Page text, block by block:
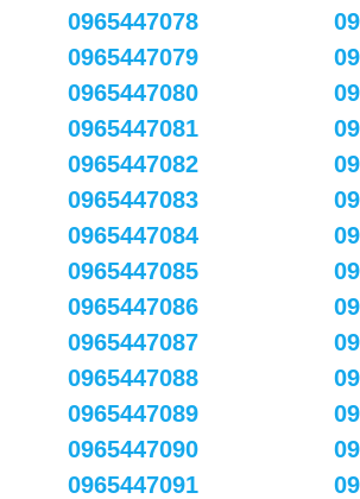
0965447078
0965447079
0965447080
0965447081
0965447082
0965447083
0965447084
0965447085
0965447086
0965447087
0965447088
0965447089
0965447090
0965447091